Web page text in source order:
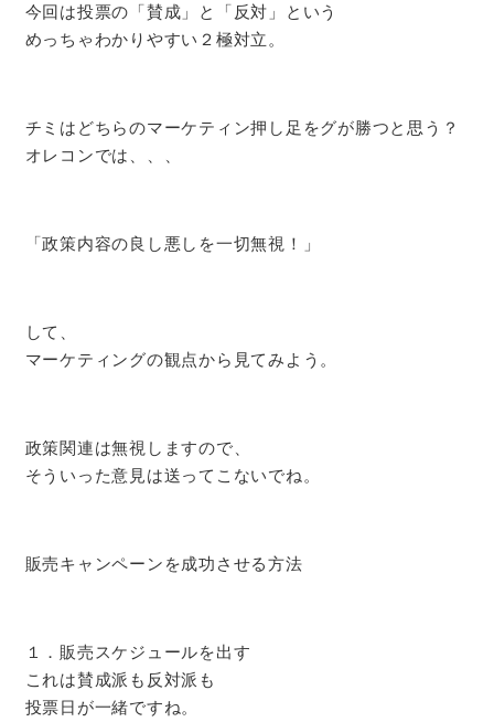
今回は投票の「賛成」と「反対」という
めっちゃわかりやすい２極対立。
チミはどちらのマーケティン押し足をグが勝つと思う？
オレコンでは、、、
「政策内容の良し悪しを一切無視！」
して、
マーケティングの観点から見てみよう。
政策関連は無視しますので、
そういった意見は送ってこないでね。
販売キャンペーンを成功させる方法
１．販売スケジュールを出す
これは賛成派も反対派も
投票日が一緒ですね。